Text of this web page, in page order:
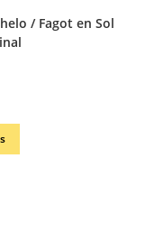
/ Fagot en Sol